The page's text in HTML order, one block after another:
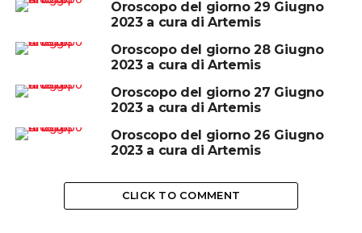
Oroscopo del giorno 29 Giugno
2023 a cura di Artemis
Oroscopo del giorno 28 Giugno
2023 a cura di Artemis
Oroscopo del giorno 27 Giugno
2023 a cura di Artemis
Oroscopo del giorno 26 Giugno
2023 a cura di Artemis
CLICK TO COMMENT